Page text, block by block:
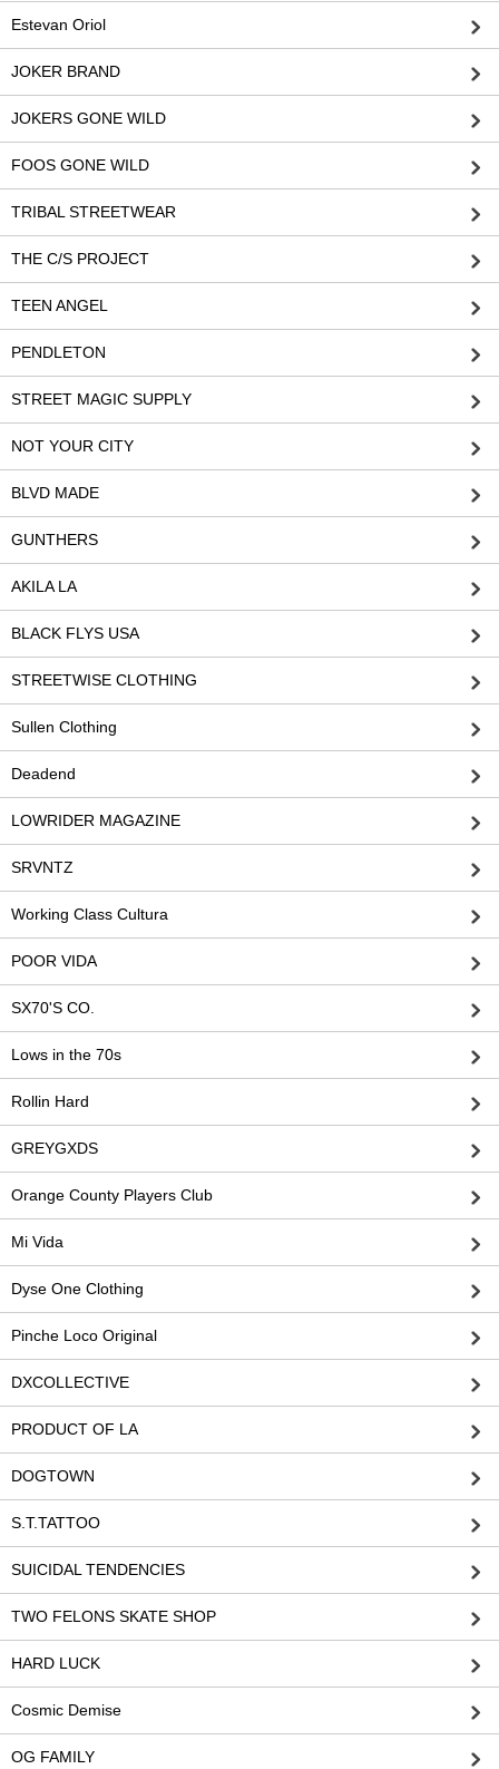
Estevan Oriol
JOKER BRAND
JOKERS GONE WILD
FOOS GONE WILD
TRIBAL STREETWEAR
THE C/S PROJECT
TEEN ANGEL
PENDLETON
STREET MAGIC SUPPLY
NOT YOUR CITY
BLVD MADE
GUNTHERS
AKILA LA
BLACK FLYS USA
STREETWISE CLOTHING
Sullen Clothing
Deadend
LOWRIDER MAGAZINE
SRVNTZ
Working Class Cultura
POOR VIDA
SX70'S CO.
Lows in the 70s
Rollin Hard
GREYGXDS
Orange County Players Club
Mi Vida
Dyse One Clothing
Pinche Loco Original
DXCOLLECTIVE
PRODUCT OF LA
DOGTOWN
S.T.TATTOO
SUICIDAL TENDENCIES
TWO FELONS SKATE SHOP
HARD LUCK
Cosmic Demise
OG FAMILY